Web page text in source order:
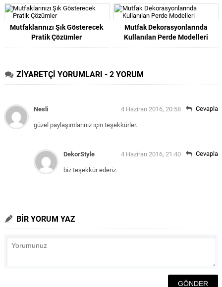
Mutfaklarınızı Şık Gösterecek
Pratik Çözümler
Mutfak Dekorasyonlarında
Kullanılan Perde Modelleri
ZİYARETÇİ YORUMLARI - 2 YORUM
Nesli 4 Haziran 2016, 20:58
güzel paylaşımlarınız için teşekkürler.
Cevapla
DekorStyle 4 Haziran 2016, 21:40
biz teşekkür ederiz.
Cevapla
BİR YORUM YAZ